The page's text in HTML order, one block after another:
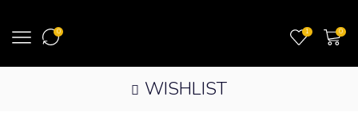
0 1 0
WISHLIST